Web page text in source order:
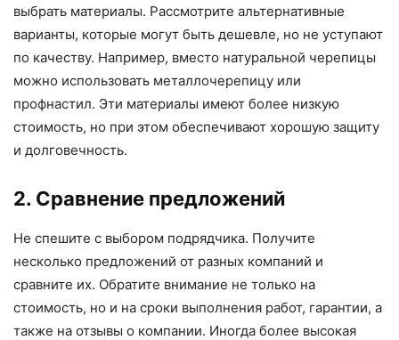
выбрать материалы. Рассмотрите альтернативные
варианты, которые могут быть дешевле, но не уступают
по качеству. Например, вместо натуральной черепицы
можно использовать металлочерепицу или
профнастил. Эти материалы имеют более низкую
стоимость, но при этом обеспечивают хорошую защиту
и долговечность.
2. Сравнение предложений
Не спешите с выбором подрядчика. Получите
несколько предложений от разных компаний и
сравните их. Обратите внимание не только на
стоимость, но и на сроки выполнения работ, гарантии, а
также на отзывы о компании. Иногда более высокая